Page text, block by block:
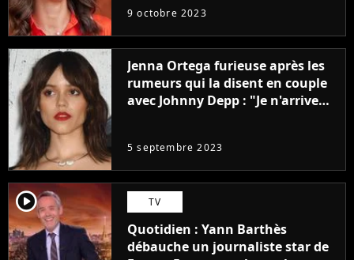
9 octobre 2023
Jenna Ortega furieuse après les
rumeurs qui la disent en couple
avec Johnny Depp : "Je n'arrive
5 septembre 2023
player2 TV
Quotidien : Yann Barthès
débauche un journaliste star de